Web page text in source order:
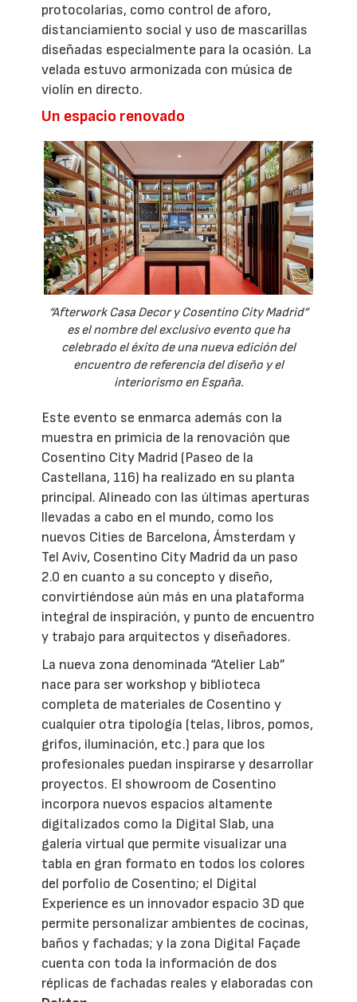
protocolarias, como control de aforo,
distanciamiento social y uso de mascarillas
diseñadas especialmente para la ocasión. La
velada estuvo armonizada con música de
violín en directo.
Un espacio renovado
“Afterwork Casa Decor y Cosentino City Madrid”
es el nombre del exclusivo evento que ha
celebrado el éxito de una nueva edición del
encuentro de referencia del diseño y el
interiorismo en España.
Este evento se enmarca además con la
muestra en primicia de la renovación que
Cosentino City Madrid (Paseo de la
Castellana, 116) ha realizado en su planta
principal. Alineado con las últimas aperturas
llevadas a cabo en el mundo, como los
nuevos Cities de Barcelona, Ámsterdam y
Tel Aviv, Cosentino City Madrid da un paso
2.0 en cuanto a su concepto y diseño,
convirtiéndose aún más en una plataforma
integral de inspiración, y punto de encuentro
y trabajo para arquitectos y diseñadores.
La nueva zona denominada “Atelier Lab”
nace para ser workshop y biblioteca
completa de materiales de Cosentino y
cualquier otra tipología (telas, libros, pomos,
grifos, iluminación, etc.) para que los
profesionales puedan inspirarse y desarrollar
proyectos. El showroom de Cosentino
incorpora nuevos espacios altamente
digitalizados como la Digital Slab, una
galería virtual que permite visualizar una
tabla en gran formato en todos los colores
del porfolio de Cosentino; el Digital
Experience es un innovador espacio 3D que
permite personalizar ambientes de cocinas,
baños y fachadas; y la zona Digital Façade
cuenta con toda la información de dos
réplicas de fachadas reales y elaboradas con